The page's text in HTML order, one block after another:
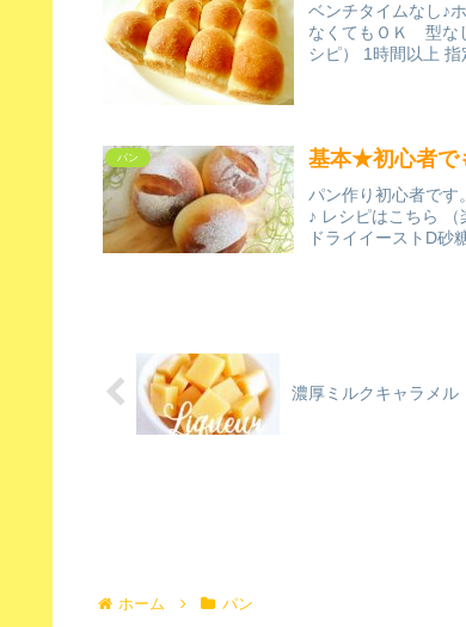
ベンチタイムなし♪
なくてもＯＫ 型な
シピ） 1時間以上
パン 基本★初心者で
パン作り初心者で
♪ レシピはこちら
ドライイーストD砂
濃厚ミルクキャラメル
ホーム パン